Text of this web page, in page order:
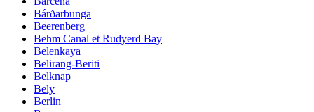
Bárðarbunga
Beerenberg
Behm Canal et Rudyerd Bay
Belenkaya
Belirang-Beriti
Belknap
Bely
Berlin